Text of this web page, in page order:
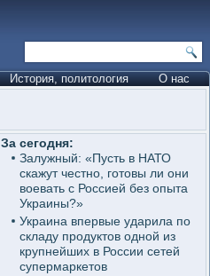
История, политология О нас
За сегодня:
Залужный: «Пусть в НАТО
скажут честно, готовы ли они
воевать с Россией без опыта
Украины?»
Украина впервые ударила по
складу продуктов одной из
крупнейших в России сетей
супермаркетов